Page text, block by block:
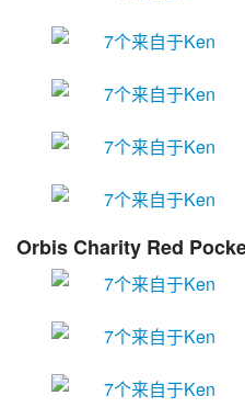
Orbis Charity Red